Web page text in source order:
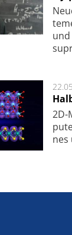
2D-
nes